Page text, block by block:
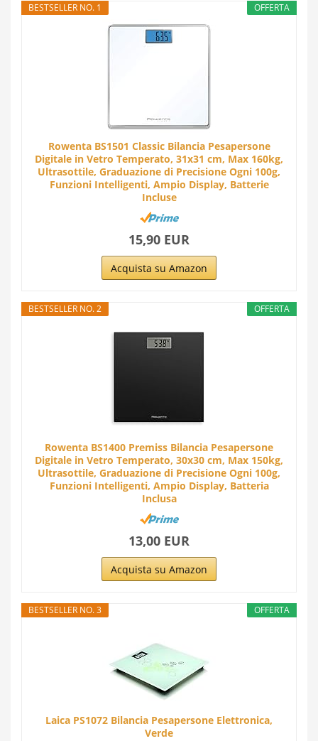
OFFERTA
BESTSELLER NO. 1
Rowenta BS1501 Classic Bilancia Pesapersone
Digitale in Vetro Temperato, 31x31 cm, Max 160kg,
Ultrasottile, Graduazione di Precisione Ogni 100g,
Funzioni Intelligenti, Ampio Display, Batterie
Incluse
15,90 EUR
Acquista su Amazon
OFFERTA
BESTSELLER NO. 2
Rowenta BS1400 Premiss Bilancia Pesapersone
Digitale in Vetro Temperato, 30x30 cm, Max 150kg,
Ultrasottile, Graduazione di Precisione Ogni 100g,
Funzioni Intelligenti, Ampio Display, Batteria
Inclusa
13,00 EUR
Acquista su Amazon
OFFERTA
BESTSELLER NO. 3
Laica PS1072 Bilancia Pesapersone Elettronica,
Verde